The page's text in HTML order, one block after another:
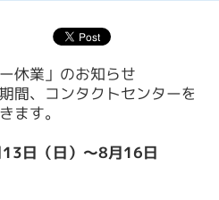
休業」のお知らせ
間、コンタクトセンターを
ます。
日（日）～8月16日